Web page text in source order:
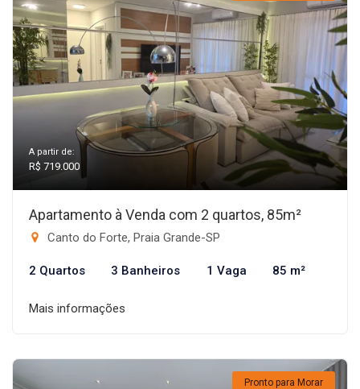
A partir de:
R$ 719.000
Apartamento à Venda com 2 quartos, 85m²
Canto do Forte, Praia Grande-SP
2 Quartos 3 Banheiros 1 Vaga 85 m²
Mais informações
Pronto para Morar